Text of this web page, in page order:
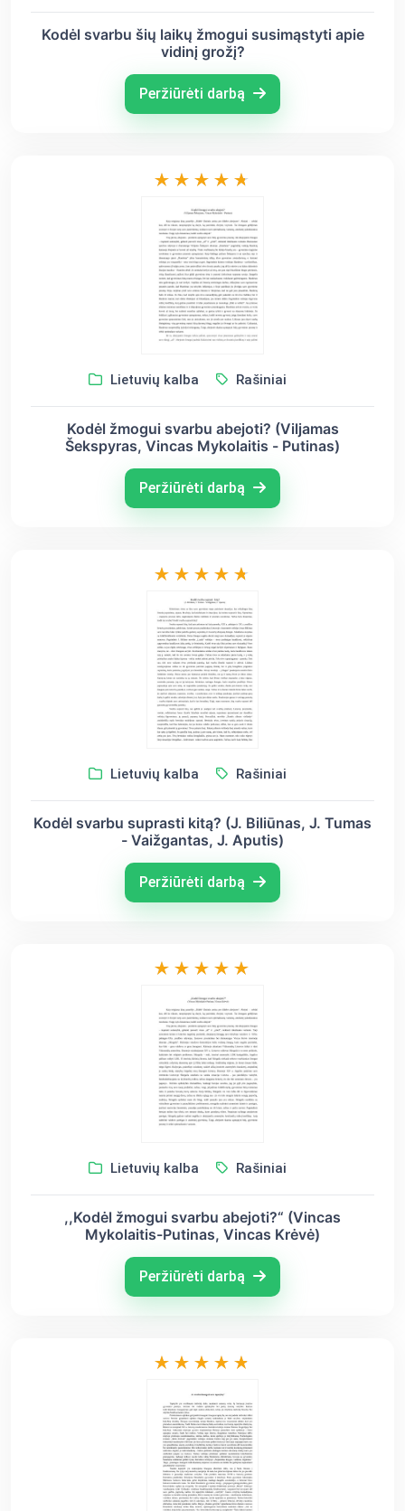
Kodėl svarbu šių laikų žmogui susimąstyti apie
vidinį grožį?
Peržiūrėti darbą
Lietuvių kalba Rašiniai
Kodėl žmogui svarbu abejoti? (Viljamas
Šekspyras, Vincas Mykolaitis - Putinas)
Peržiūrėti darbą
Lietuvių kalba Rašiniai
Kodėl svarbu suprasti kitą? (J. Biliūnas, J. Tumas
- Vaižgantas, J. Aputis)
Peržiūrėti darbą
Lietuvių kalba Rašiniai
,,Kodėl žmogui svarbu abejoti?“ (Vincas
Mykolaitis-Putinas, Vincas Krėvė)
Peržiūrėti darbą